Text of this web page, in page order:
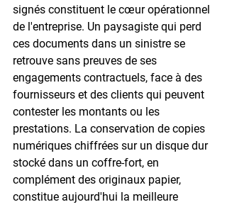
signés constituent le cœur opérationnel
de l'entreprise. Un paysagiste qui perd
ces documents dans un sinistre se
retrouve sans preuves de ses
engagements contractuels, face à des
fournisseurs et des clients qui peuvent
contester les montants ou les
prestations. La conservation de copies
numériques chiffrées sur un disque dur
stocké dans un coffre-fort, en
complément des originaux papier,
constitue aujourd'hui la meilleure